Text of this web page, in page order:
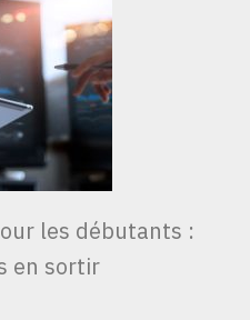
les débutants :
en sortir